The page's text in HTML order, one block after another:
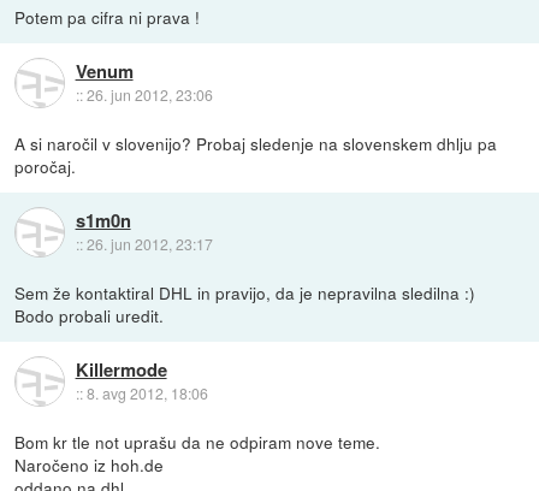
Potem pa cifra ni prava !
Venum
::26. jun 2012, 23:06
A si naročil v slovenijo? Probaj sledenje na slovenskem dhlju pa
poročaj.
s1m0n
::26. jun 2012, 23:17
Sem že kontaktiral DHL in pravijo, da je nepravilna sledilna :)
Bodo probali uredit.
Killermode
::8. avg 2012, 18:06
Bom kr tle not uprašu da ne odpiram nove teme.
Naročeno iz hoh.de